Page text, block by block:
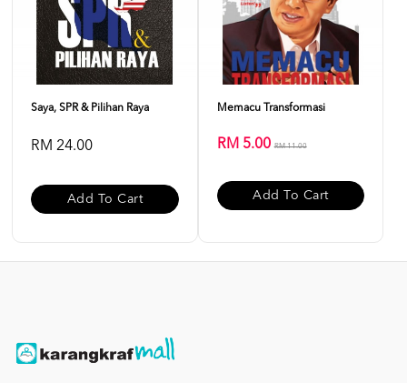
Saya, SPR & Pilihan Raya
RM 24.00
Add To Cart
Memacu Transformasi
RM 5.00RM 11.00
Add To Cart